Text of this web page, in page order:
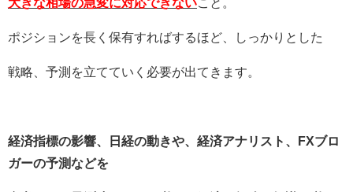
大きな相場の急変に対応できないこと。
ポジションを長く保有すればするほど、しっかりとした
戦略、予測を立てていく必要が出てきます。
経済指標の影響、日経の動きや、経済アナリスト、FXブロ
ガーの予測などを